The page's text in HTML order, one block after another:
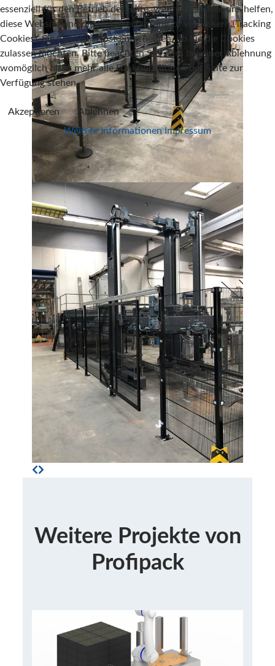
Weitere Projekte von
Profipack
essenziell für den Betrieb der Seite, während andere uns helfen,
diese Website und die Nutzererfahrung zu verbessern (Tracking
Cookies). Sie können selbst entscheiden, ob Sie die Cookies
zulassen möchten. Bitte beachten Sie, dass bei einer Ablehnung
womöglich nicht mehr alle Funktionalitäten der Seite zur
Verfügung stehen.
Akzeptieren
Ablehnen
Weitere Informationen Impressum